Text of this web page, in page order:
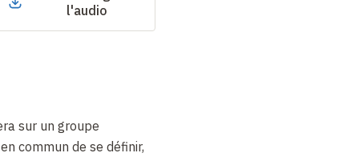
l'audio
sur un groupe
commun de se définir,